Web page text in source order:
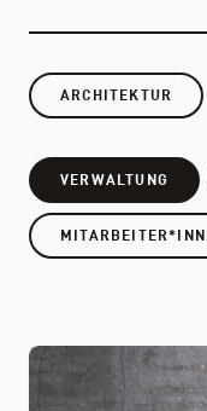
ARCHITEKTUR
VERWALTUNG